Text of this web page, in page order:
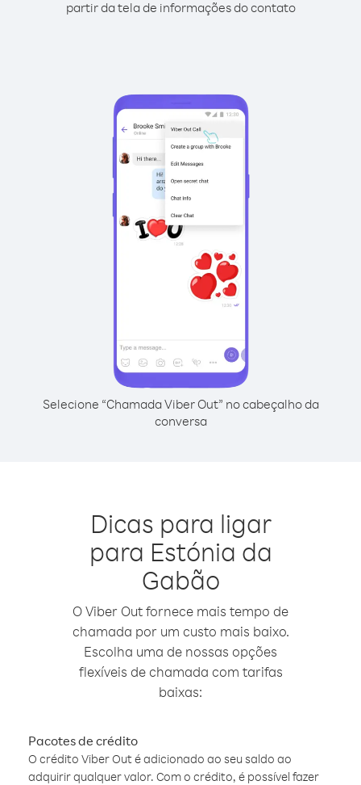
partir da tela de informações do contato
Selecione “Chamada Viber Out” no cabeçalho da
conversa
Dicas para ligar
para Estónia da
Gabão
O Viber Out fornece mais tempo de
chamada por um custo mais baixo.
Escolha uma de nossas opções
flexíveis de chamada com tarifas
baixas:
Pacotes de crédito
O crédito Viber Out é adicionado ao seu saldo ao
adquirir qualquer valor. Com o crédito, é possível fazer